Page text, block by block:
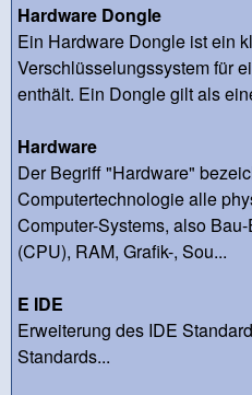
Hardware Dongle
Ein Hardware Dongle ist ein
Verschlüsselungssystem für
enthält. Ein Dongle gilt als
Hardware
Der Begriff "Hardware"
Computertechnologie alle
Computer-Systems, also
(CPU), RAM, Grafik-, Sou...
E IDE
Erweiterung des IDE
Standards...